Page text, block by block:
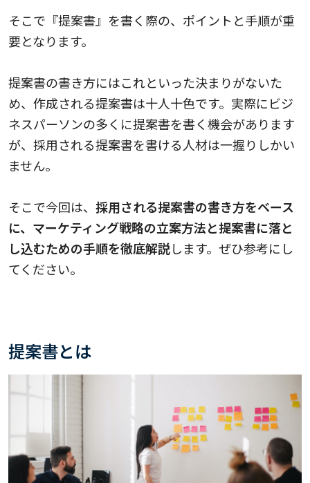
そこで『提案書』を書く際の、ポイントと手順が重
要となります。
提案書の書き方にはこれといった決まりがないた
め、作成される提案書は十人十色です。実際にビジ
ネスパーソンの多くに提案書を書く機会があります
が、採用される提案書を書ける人材は一握りしかい
ません。
そこで今回は、 採用される提案書の書き方をベース
に、マーケティング戦略の立案方法と提案書に落と
し込むための手順を徹底解説します。ぜひ参考にし
てください。
提案書とは